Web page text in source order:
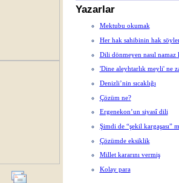
Yazarlar
Mektubu okumak
Her hak sahibinin hak
Dili dönmeyen nasıl namaz
'Dine aleyhtarlık meyli' ne
Denizli’nin sıcaklığı
Çözüm ne?
Ergenekon’un siyasî dili
Şimdi de “şekil kargaşası”
Çözümde eksiklik
Millet kararını vermiş
Kolay para